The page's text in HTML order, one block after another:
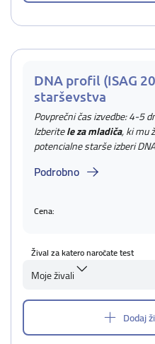
DNA profil (ISAG
starševstva
Povprečni čas izvedbe: 4-5
Izberitele za mladiča, ki mu
potencialne starše izberi
Podrobno
Cena:
Žival za katero naročate test
Moje živali
Dodaj